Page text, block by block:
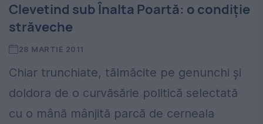
Clevetind sub Înalta Poartă: o condiție
străveche
28 MARTIE 2011
Chiar trunchiate, tălmăcite pe genunchi și
doldora de o curvăsărie politică selectată
cu o mână mânjită parcă de cerneala